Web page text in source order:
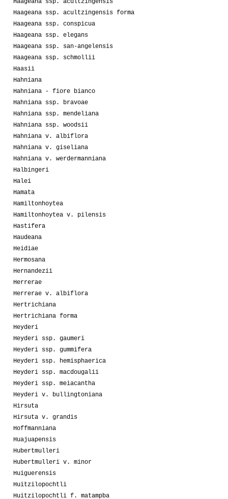
Haageana ssp. acultzingensis
Haageana ssp. acultzingensis forma
Haageana ssp. conspicua
Haageana ssp. elegans
Haageana ssp. san-angelensis
Haageana ssp. schmollii
Haasii
Hahniana
Hahniana - fiore bianco
Hahniana ssp. bravoae
Hahniana ssp. mendeliana
Hahniana ssp. woodsii
Hahniana v. albiflora
Hahniana v. giseliana
Hahniana v. werdermanniana
Halbingeri
Halei
Hamata
Hamiltonhoytea
Hamiltonhoytea v. pilensis
Hastifera
Haudeana
Heidiae
Hermosana
Hernandezii
Herrerae
Herrerae v. albiflora
Hertrichiana
Hertrichiana forma
Heyderi
Heyderi ssp. gaumeri
Heyderi ssp. gummifera
Heyderi ssp. hemisphaerica
Heyderi ssp. macdougalii
Heyderi ssp. meiacantha
Heyderi v. bullingtoniana
Hirsuta
Hirsuta v. grandis
Hoffmanniana
Huajuapensis
Hubertmulleri
Hubertmulleri v. minor
Huiguerensis
Huitzilopochtli
Huitzilopochtli f. matampba